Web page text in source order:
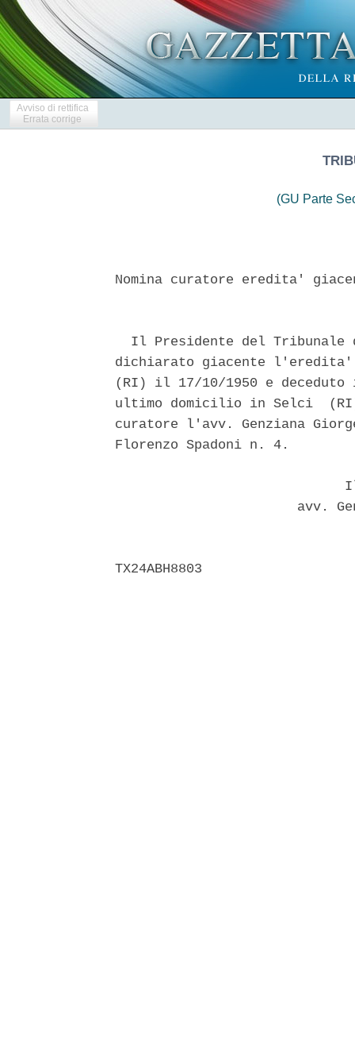
Avviso di rettifica
Errata corrige
(GU Parte
Nomina curatore eredita'
Il Presidente del Tribunale
dichiarato giacente
(RI) il 17/10/1950 e
ultimo domicilio in Selci
curatore l'avv. Genziana
Florenzo Spadoni n. 4.
avv.